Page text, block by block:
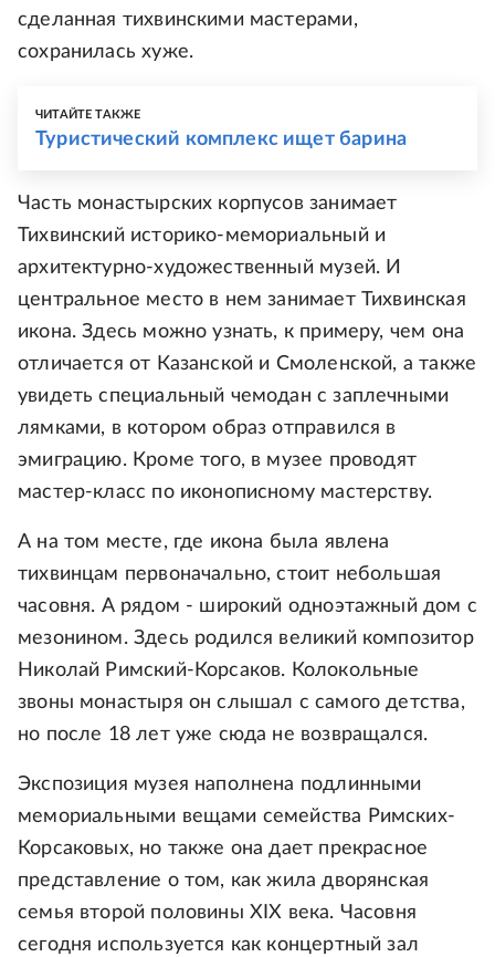
сделанная тихвинскими мастерами,
сохранилась хуже.
ЧИТАЙТЕ ТАКЖЕ
Туристический комплекс ищет барина
Часть монастырских корпусов занимает
Тихвинский историко-мемориальный и
архитектурно-художественный музей. И
центральное место в нем занимает Тихвинская
икона. Здесь можно узнать, к примеру, чем она
отличается от Казанской и Смоленской, а также
увидеть специальный чемодан с заплечными
лямками, в котором образ отправился в
эмиграцию. Кроме того, в музее проводят
мастер-класс по иконописному мастерству.
А на том месте, где икона была явлена
тихвинцам первоначально, стоит небольшая
часовня. А рядом - широкий одноэтажный дом с
мезонином. Здесь родился великий композитор
Николай Римский-Корсаков. Колокольные
звоны монастыря он слышал с самого детства,
но после 18 лет уже сюда не возвращался.
Экспозиция музея наполнена подлинными
мемориальными вещами семейства Римских-
Корсаковых, но также она дает прекрасное
представление о том, как жила дворянская
семья второй половины XIX века. Часовня
сегодня используется как концертный зал